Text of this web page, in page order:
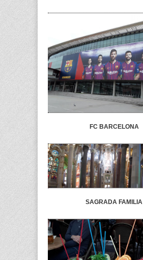
FC BARCELONA
SAGRADA FAMILIA